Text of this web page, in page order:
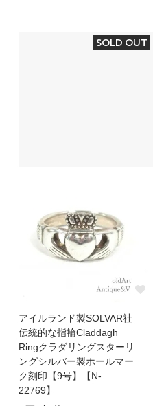
SOLD OUT
アイルランド製SOLVAR社
伝統的な指輪Claddagh
Ringクラダリングスターリ
ングシルバー製ホールマー
ク刻印【9号】【N-
22769】